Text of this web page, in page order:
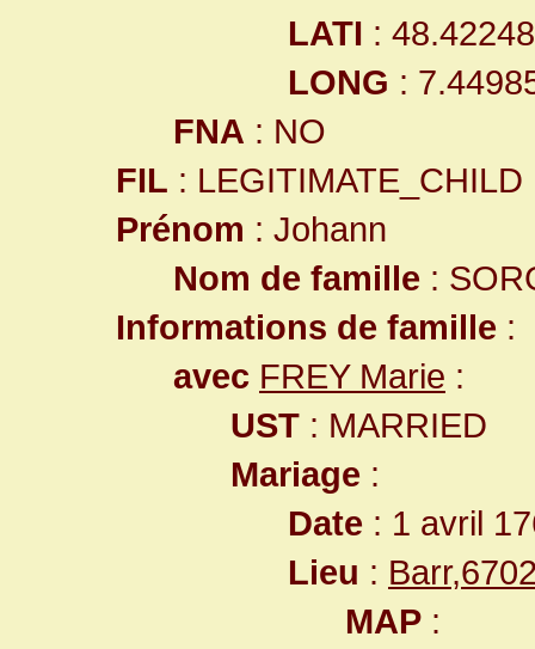
LATI :
LONG :
FNA : NO
FIL : LEGITIMATE_CHILD
Prénom : Johann
Nom de famille :
Informations de famille :
avec FREY Marie :
UST : MARRIED
Mariage :
Date : 1 avril
Lieu :
MAP :